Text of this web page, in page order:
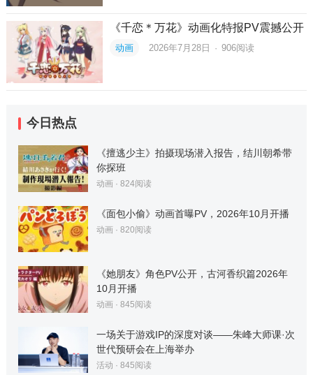
《千恋＊万花》动画化特报PV震撼公开
动画 2026年7月28日 · 906阅读
今日热点
《擅逃少主》拍摄现场潜入报告，结川朝希带
你探班
动画· 824阅读
《面包小偷》动画首曝PV，2026年10月开播
动画· 820阅读
《她朋友》角色PV公开，古河香织篇2026年
10月开播
动画· 845阅读
一场关于游戏IP的深度对谈——朱峰大师课·次
世代预研会在上海举办
活动 · 845阅读